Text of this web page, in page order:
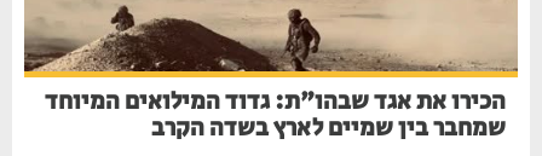
הכירו את אגד שבהו"ת: גדוד המילואים המיוחד
שמחבר בין שמיים לארץ בשדה הקרב